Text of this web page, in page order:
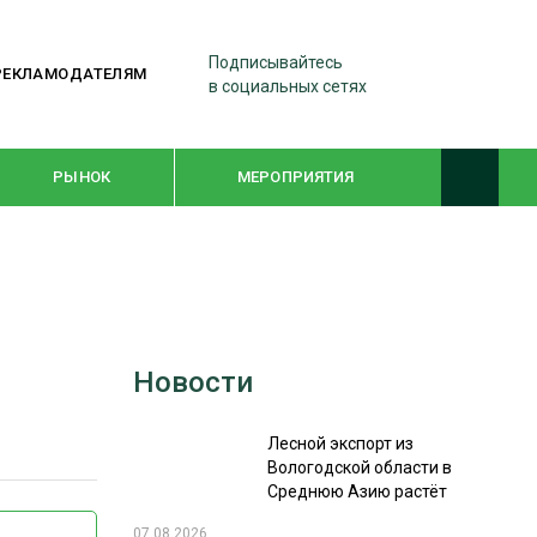
Подписывайтесь
в социальных сетях
РЫНОК МЕРОПРИЯТИЯ
WOODEX-2021
СУШКА ДРЕВЕСИНЫ
Новости
Лесной экспорт из
Вологодской области в
Среднюю Азию растёт
07.08.2026